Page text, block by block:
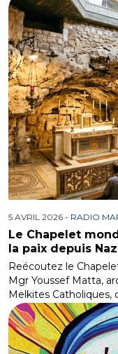
5 AVRIL 2026 - RADIO
Le Chapelet
la paix depuis
Reécoutez le
Mgr Youssef Matta,
Melkites Catholiques,